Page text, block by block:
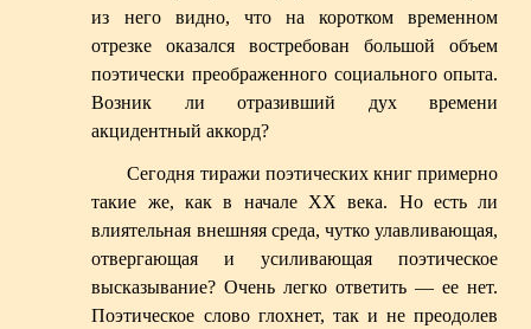
из него видно, что на коротком временном
отрезке оказался востребован большой объем
поэтически преображенного социального опыта.
Возник ли отразивший дух времени
акцидентный аккорд?
Сегодня тиражи поэтических книг примерно
такие же, как в начале XX века. Но есть ли
влиятельная внешняя среда, чутко улавливающая,
отвергающая и усиливающая поэтическое
высказывание? Очень легко ответить — ее нет.
Поэтическое слово глохнет, так и не преодолев